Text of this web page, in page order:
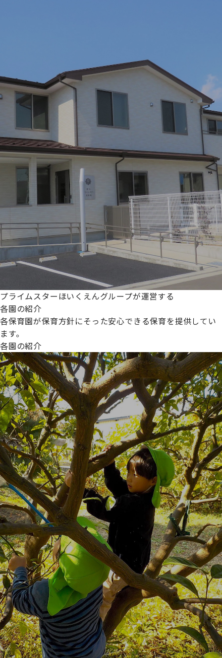
プライムスターほいくえんグループが運営する
各園の紹介
各保育園が保育方針にそった安心できる保育を提供してい
ます。
各園の紹介